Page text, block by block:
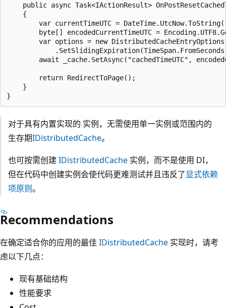
public async Task<IActionResult>
    {
var currentTimeUTC =
byte[] encodedCurrentTimeUTC =
var options = new
await _cache.SetAsync("cachedTimeUTC",
        return RedirectToPage();
    }
对于具有内置实现的 实例，无需使用单一实例或范围内的
生存期IDistributedCache。
也可按需创建IDistributedCache实例，而不是使用 DI，
但在代码中创建实例会使代码更难测试并且违反了显式依赖
项原则。
Recommendations
在确定适合你的应用的最佳 IDistributedCache 实现时，请考
虑以下几点：
现有基础结构
性能要求